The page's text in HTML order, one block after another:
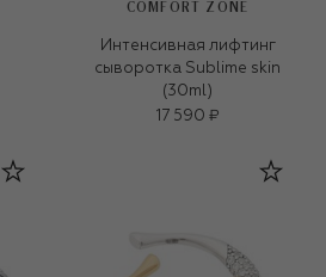
COMFORT ZONE
Интенсивная лифтинг
сыворотка Sublime skin
(30ml)
17 590 ₽